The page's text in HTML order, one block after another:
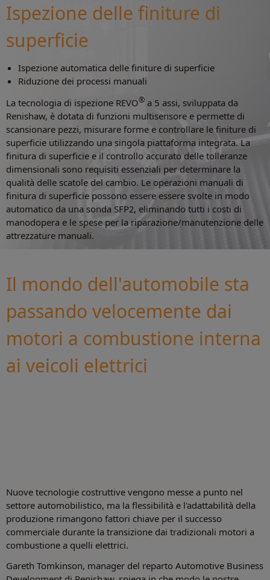
Ispezione delle finiture di
superficie
Ispezione automatica delle finiture di superficie
Riduzione dei processi manuali
La tecnologia di ispezione REVO® a 5 assi, sviluppata da
Renishaw, è dotata di funzioni multisensore e permette di
scansionare pezzi, misurare forme e controllare le finiture di
superficie utilizzando una singola piattaforma integrata. La
finitura di superficie e il controllo accurato delle tolleranze
dimensionali sono requisiti essenziali per determinare la
qualità delle scatole del cambio. Le operazioni manuali di
finitura di superficie possono essere essere svolte in modo
automatico da una sonda SFP2, eliminando tutti i costi di
manodopera e le spese per la riparazione/manutenzione delle
attrezzature manuali.
Il mondo dell'automobile sta
passando velocemente dai
motori a combustione interna
ai veicoli elettrici
Nuove tecnologie costruttive vengono messe a punto nel
settore automobilistico, ma la flessibilità e l'adattabilità della
produzione rimangono fattori chiave per il successo
commerciale durante la transizione dai tradizionali motori a
combustione a quelli elettrici.
Gareth Tomkinson, manager del reparto Automotive Business